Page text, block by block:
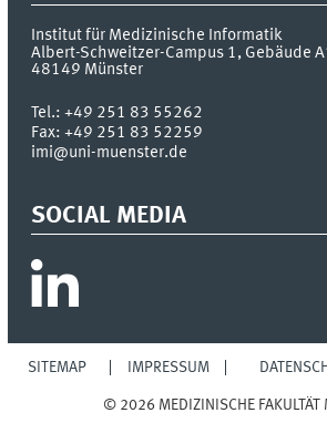
Institut für Medizinische Informatik
Albert-Schweitzer-Campus 1, Gebäude
48149 Münster
Tel.:+49 251 83 55262
Fax:+49 251 83 52259
imi@uni-muenster.de
SOCIAL MEDIA
SITEMAP IMPRESSUM
© 2026 MEDIZINISCHE FAKULTÄT